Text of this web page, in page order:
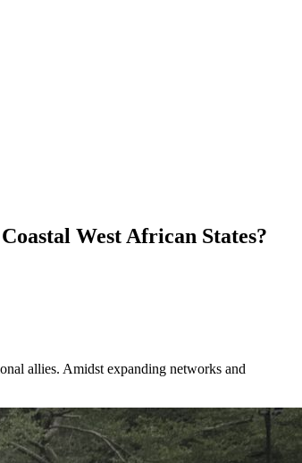
West African States?
allies. Amidst expanding networks and